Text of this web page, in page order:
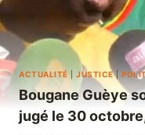
ACTUALITÉ| JUSTICE|
Bougane Guèye
jugé le 30